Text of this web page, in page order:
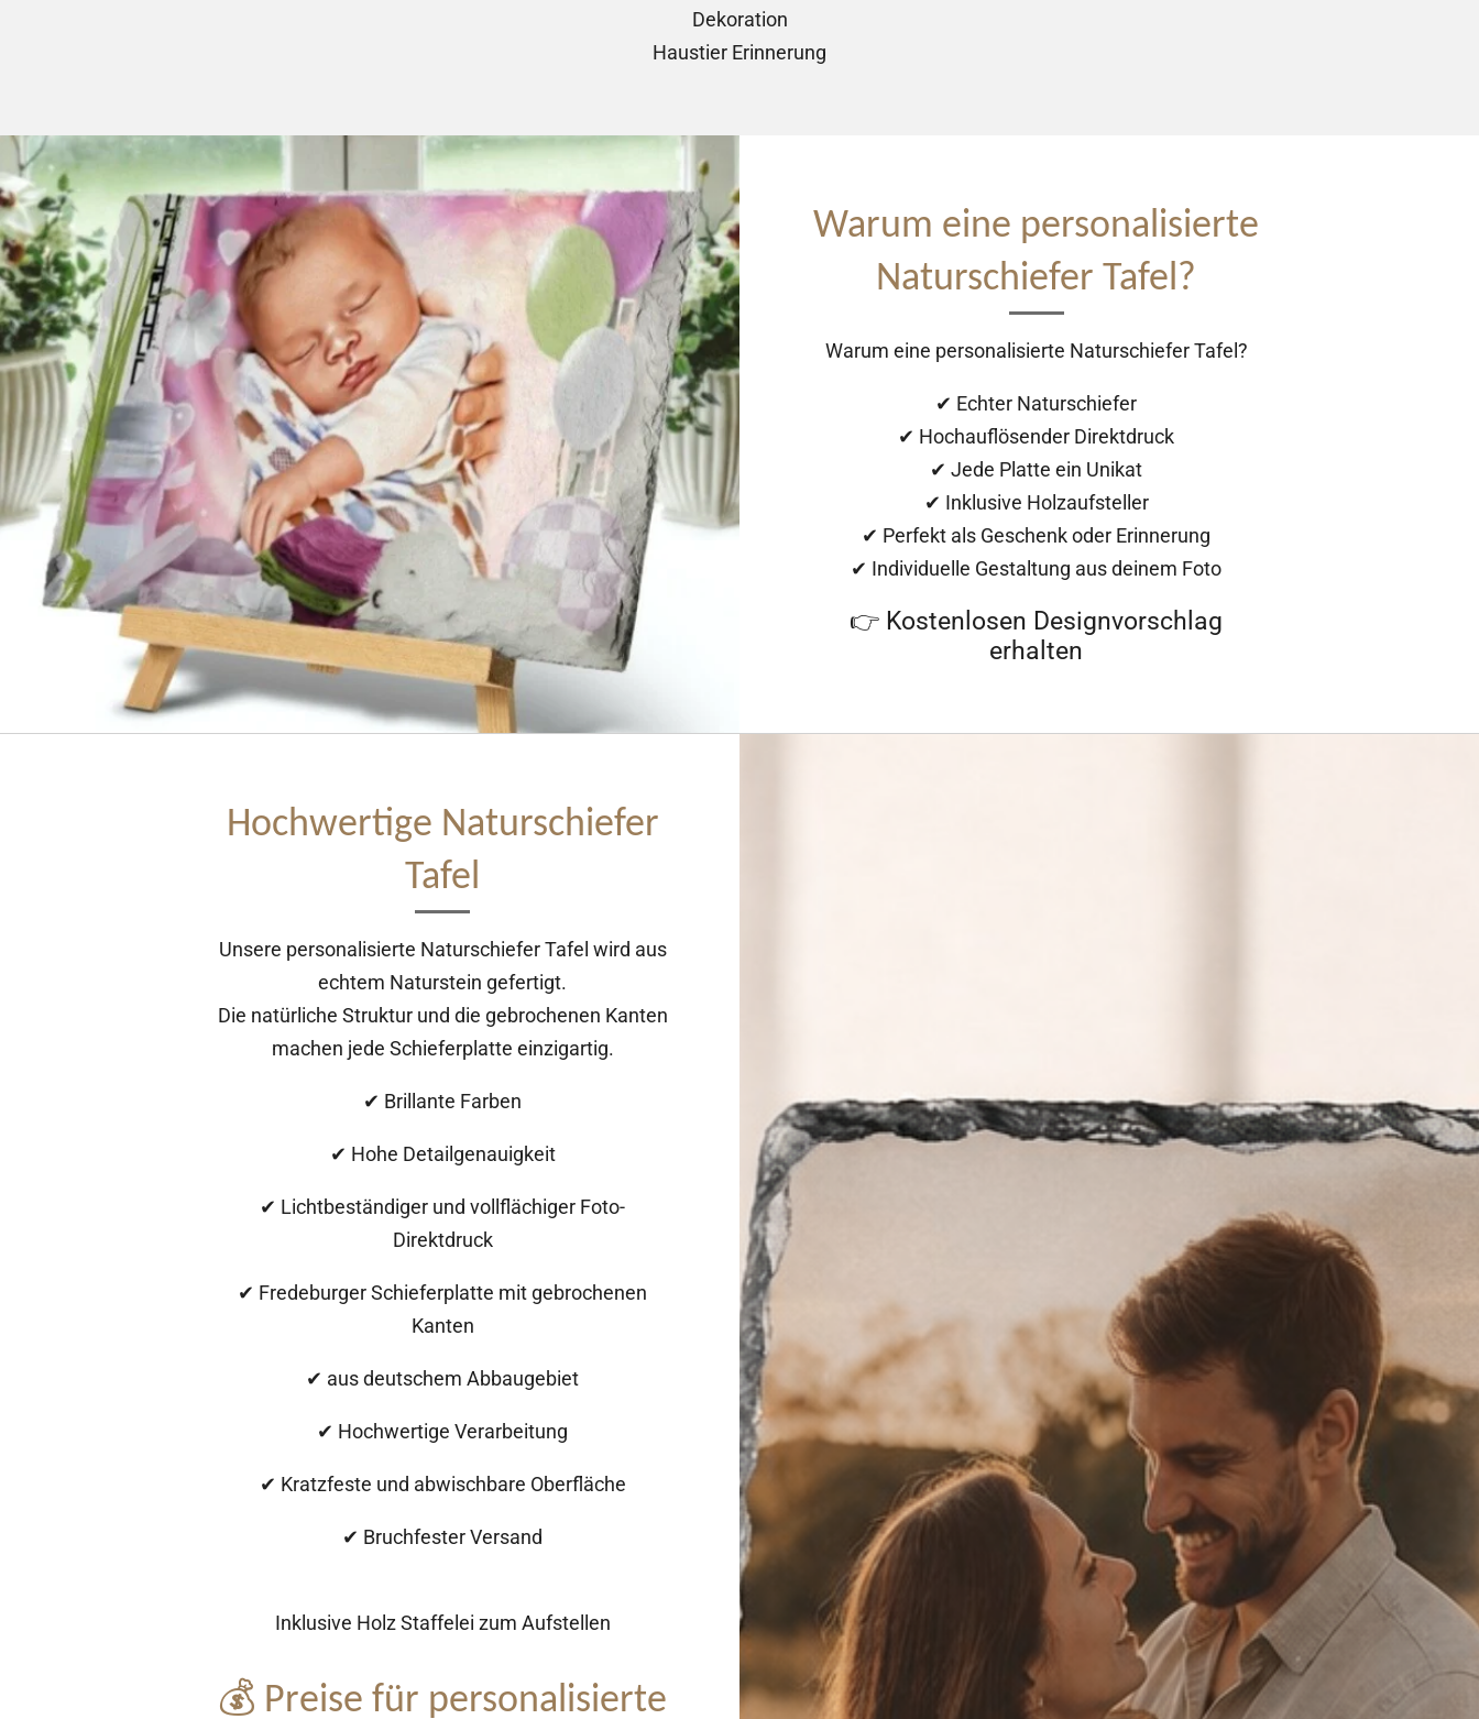
Dekoration
Haustier Erinnerung
Warum eine personalisierte
Naturschiefer Tafel?
Warum eine personalisierte Naturschiefer Tafel?
✔ Echter Naturschiefer
✔ Hochauflösender Direktdruck
✔ Jede Platte ein Unikat
✔ Inklusive Holzaufsteller
✔ Perfekt als Geschenk oder Erinnerung
✔ Individuelle Gestaltung aus deinem Foto
👉 Kostenlosen Designvorschlag
erhalten
Hochwertige Naturschiefer
Tafel
Unsere personalisierte Naturschiefer Tafel wird aus
echtem Naturstein gefertigt.
Die natürliche Struktur und die gebrochenen Kanten
machen jede Schieferplatte einzigartig.
✔ Brillante Farben
✔ Hohe Detailgenauigkeit
✔ Lichtbeständiger und vollflächiger Foto-
Direktdruck
✔ Fredeburger Schieferplatte mit gebrochenen
Kanten
✔ aus deutschem Abbaugebiet
✔ Hochwertige Verarbeitung
✔ Kratzfeste und abwischbare Oberfläche
✔ Bruchfester Versand
Inklusive Holz Staffelei zum Aufstellen
💰 Preise für personalisierte